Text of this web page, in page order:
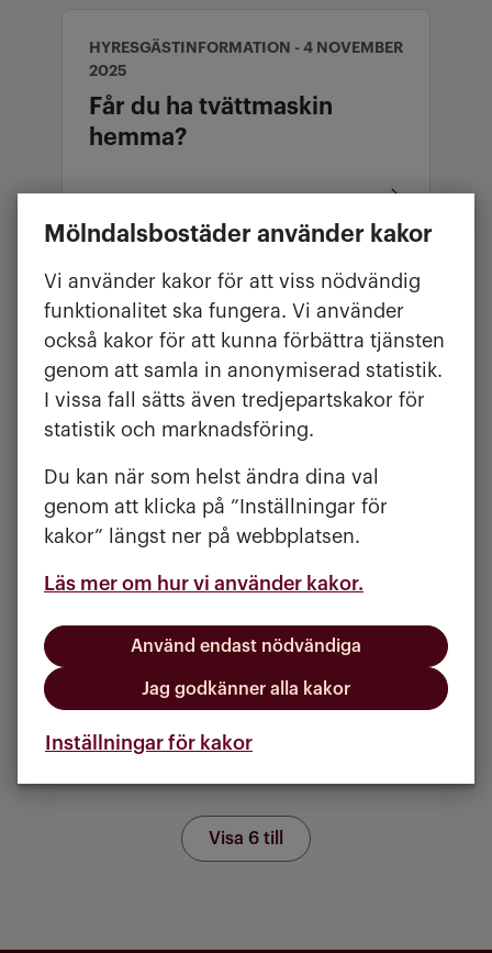
Mölndalsbostäder använder kakor
Vi använder kakor för att viss nödvändig
funktionalitet ska fungera. Vi använder
också kakor för att kunna förbättra tjänsten
genom att samla in anonymiserad statistik.
I vissa fall sätts även tredjepartskakor för
statistik och marknadsföring.
Du kan när som helst ändra dina val
genom att klicka på ”Inställningar för
kakor” längst ner på webbplatsen.
Läs mer om hur vi använder kakor.
Använd endast nödvändiga
Jag godkänner alla kakor
Inställningar för kakor
HYRESGÄSTINFORMATION - 4 NOVEMBER
2025
Får du ha tvättmaskin
hemma?
DEN SKÖNA KÄNSLAN ATT KOMMA HEM -
Nu rustar vi
Kålleredgården för
framtiden
HYRESGÄSTINFORMATION - 19
Därför behöver du en
hemförsäkring
Visa 6 till